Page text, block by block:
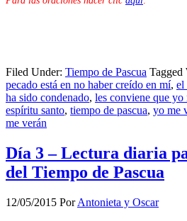
Filed Under: Tiempo de Pascua Tagged
pecado está en no haber creído en mí, el
ha sido condenado, les conviene que yo
espíritu santo, tiempo de pascua, yo me
me verán
Día 3 – Lectura diaria
del Tiempo de Pascua
12/05/2015 PorAntonieta y Oscar